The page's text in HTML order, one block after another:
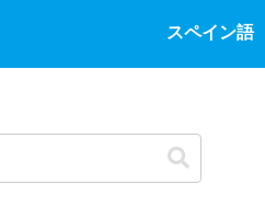
スペイン語